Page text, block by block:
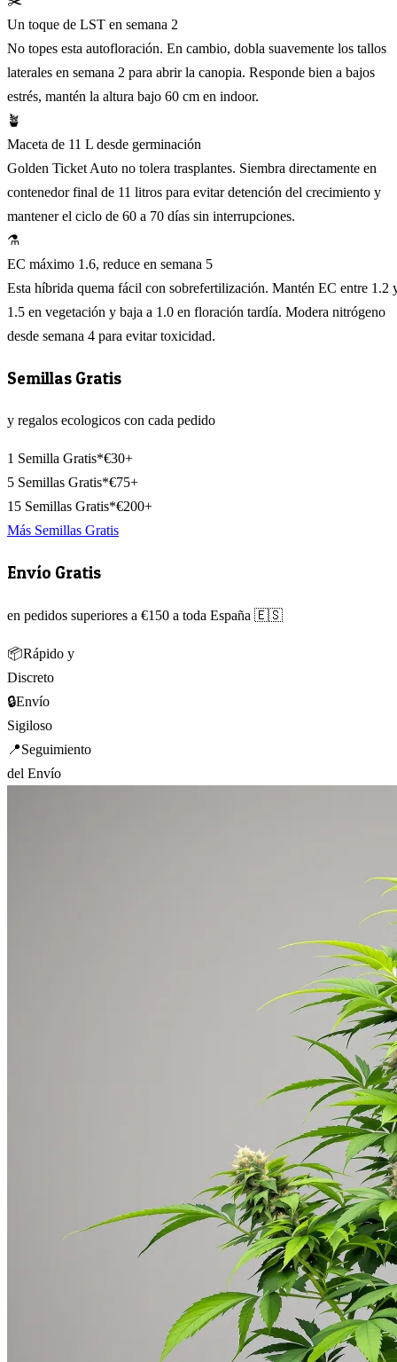
Un toque de LST en semana 2
No topes esta autofloración. En cambio, dobla suavemente los tallos
laterales en semana 2 para abrir la canopia. Responde bien a bajos
estrés, mantén la altura bajo 60 cm en indoor.
🪴
Maceta de 11 L desde germinación
Golden Ticket Auto no tolera trasplantes. Siembra directamente en
contenedor final de 11 litros para evitar detención del crecimiento y
mantener el ciclo de 60 a 70 días sin interrupciones.
⚗️
EC máximo 1.6, reduce en semana 5
Esta híbrida quema fácil con sobrefertilización. Mantén EC entre 1.2
1.5 en vegetación y baja a 1.0 en floración tardía. Modera nitrógeno
desde semana 4 para evitar toxicidad.
Semillas Gratis
y regalos ecologicos con cada pedido
1 Semilla Gratis*€30+
5 Semillas Gratis*€75+
15 Semillas Gratis*€200+
Más Semillas Gratis
Envío Gratis
en pedidos superiores a €150 a toda España 🇪🇸
📦Rápido y
Discreto
🔒Envío
Sigiloso
📍Seguimiento
del Envío